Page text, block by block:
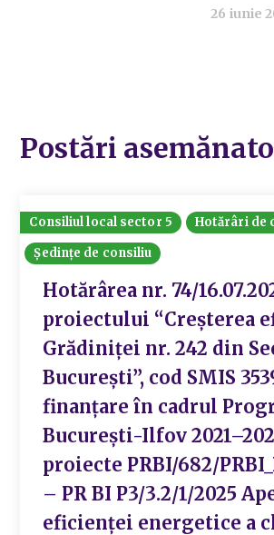
26 iunie
Postări
Consiliul local sector 5
Hotărâri de
Ședințe de consiliu
Hotărârea nr. 74/
proiectului “Creșterea
Grădiniței nr. 242 din
București”, cod SMIS
finanțare în cadrul
București-Ilfov
proiecte PRBI/682/
– PR BI P3/3.2/1/2025
eficienței energetice a